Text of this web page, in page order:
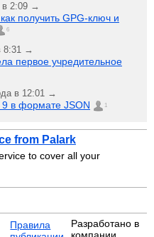
в 2:09 →
получить GPG-ключ и
6
8:31 →
первое учредительное
в 12:01 →
9 в формате JSON 1
from Palark
to cover all your
Правила
Разработано в